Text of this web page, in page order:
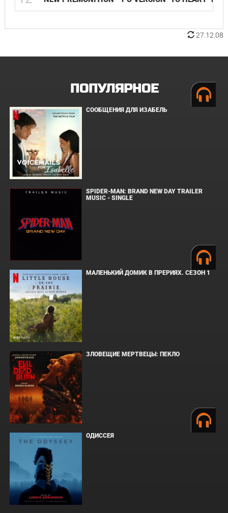
27.12.08
ПОПУЛЯРНОЕ
СООБЩЕНИЯ ДЛЯ ИЗАБЕЛЬ
SPIDER-MAN: BRAND NEW DAY TRAILER
MUSIC - SINGLE
МАЛЕНЬКИЙ ДОМИК В ПРЕРИЯХ. СЕЗОН 1
ЗЛОВЕЩИЕ МЕРТВЕЦЫ: ПЕКЛО
ОДИССЕЯ